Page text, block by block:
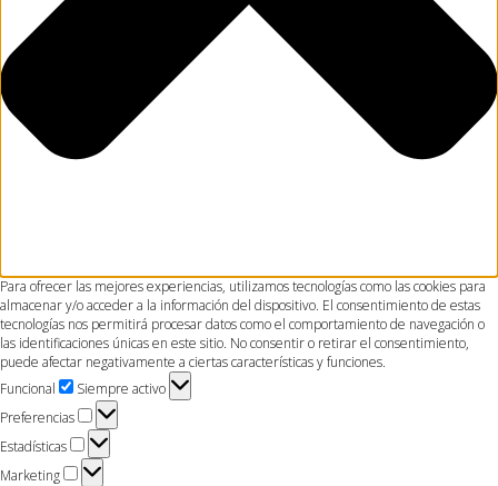
Para ofrecer las mejores experiencias, utilizamos tecnologías como las cookies para
almacenar y/o acceder a la información del dispositivo. El consentimiento de estas
tecnologías nos permitirá procesar datos como el comportamiento de navegación o
las identificaciones únicas en este sitio. No consentir o retirar el consentimiento,
puede afectar negativamente a ciertas características y funciones.
Funcional
Funcional
Siempre activo
Preferencias
Preferencias
Estadísticas
Estadísticas
Marketing
Marketing